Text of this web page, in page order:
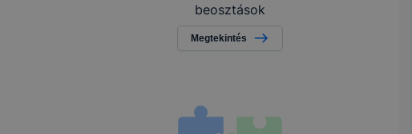
beosztások
Megtekintés